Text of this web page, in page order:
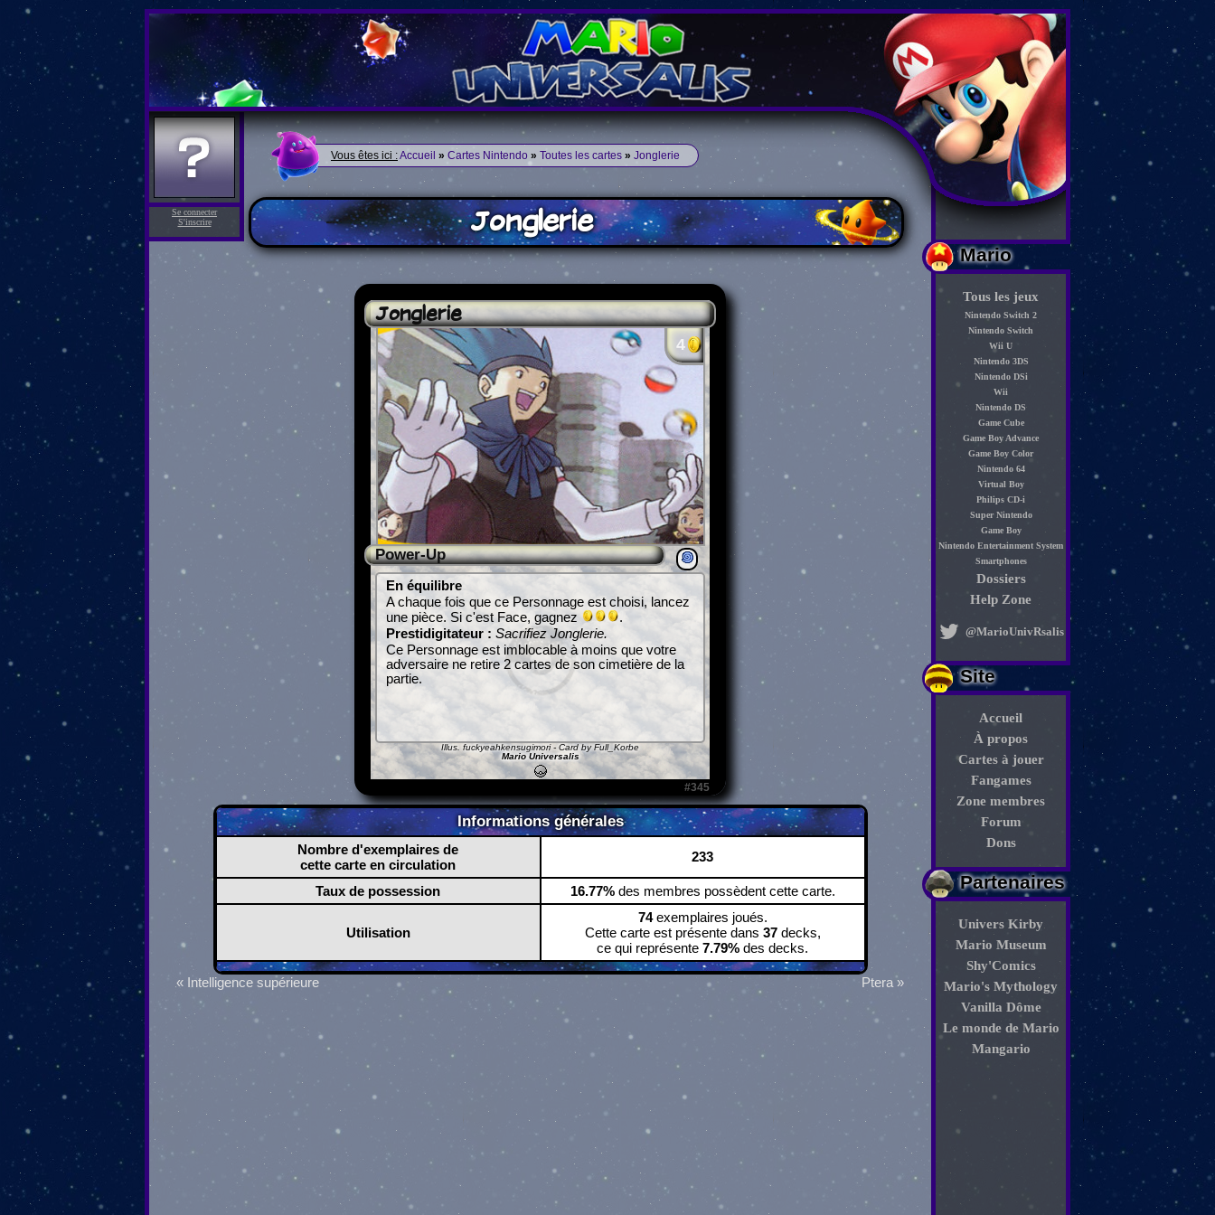
Mario
Tous les jeux
Nintendo Switch 2
Nintendo Switch
Wii U
Nintendo 3DS
Nintendo DSi
Wii
Nintendo DS
Game Cube
Game Boy Advance
Game Boy Color
Nintendo 64
Virtual Boy
Philips CD-i
Super Nintendo
Game Boy
Nintendo Entertainment System
Smartphones
Dossiers
Help Zone
@MarioUnivRsalis
Site
Accueil
À propos
Cartes à jouer
Fangames
Zone membres
Forum
Dons
Partenaires
Univers Kirby
Mario Museum
Shy'Comics
Mario's Mythology
Vanilla Dôme
Le monde de Mario
Mangario
Se connecter
S'inscrire
Vous êtes ici :Accueil » Cartes Nintendo » Toutes les cartes » Jonglerie
Jonglerie
#345
Jonglerie
4
Power-Up
En équilibre
A chaque fois que ce Personnage est choisi, lancez
une pièce. Si c'est Face, gagnez
.
Prestidigitateur : Sacrifiez Jonglerie.
Ce Personnage est imblocable à moins que votre
adversaire ne retire 2 cartes de son cimetière de la
partie.
Illus. fuckyeahkensugimori- Card by Full_Korbe
Mario Universalis
Informations générales
Nombre d'exemplaires de
cette carte en circulation
233
Taux de possession 16.77%des membres possèdent cette carte.
Utilisation
74exemplaires joués.
Cette carte est présente dans 37decks,
ce qui représente 7.79% des decks.
« Intelligence supérieure Ptera »